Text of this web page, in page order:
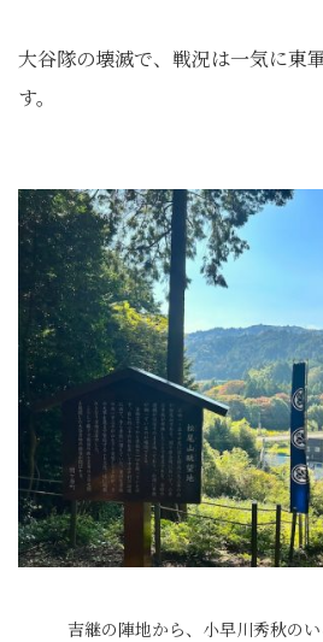
大谷隊の壊滅で、戦況は一気に東
す。
吉継の陣地から、小早川秀秋のい